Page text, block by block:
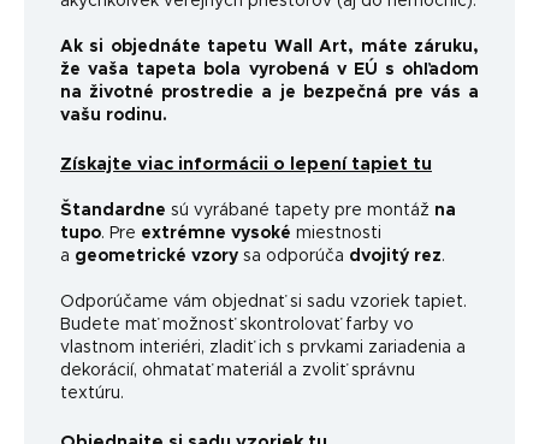
Ak si objednáte tapetu Wall Art, máte záruku,
že vaša tapeta bola vyrobená v EÚ s ohľadom
na životné prostredie a je bezpečná pre vás a
vašu rodinu.
Získajte viac informácii o lepení tapiet tu
Štandardne sú vyrábané tapety pre montáž na
tupo. Pre extrémne vysoké miestnosti
a geometrické vzory sa odporúča dvojitý rez.
Odporúčame vám objednať si sadu vzoriek tapiet.
Budete mať možnosť skontrolovať farby vo
vlastnom interiéri, zladiť ich s prvkami zariadenia a
dekorácií, ohmatať materiál a zvoliť správnu
textúru.